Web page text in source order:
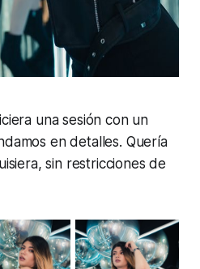
una sesión con un
en detalles. Quería
sin restricciones de